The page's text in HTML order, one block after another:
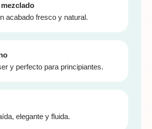
acabado fresco y natural.
y perfecto para principiantes.
elegante y fluida.